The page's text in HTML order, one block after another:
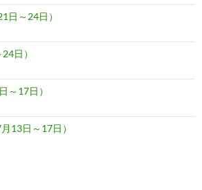
日～24日）
日）
～17日）
13日～17日）